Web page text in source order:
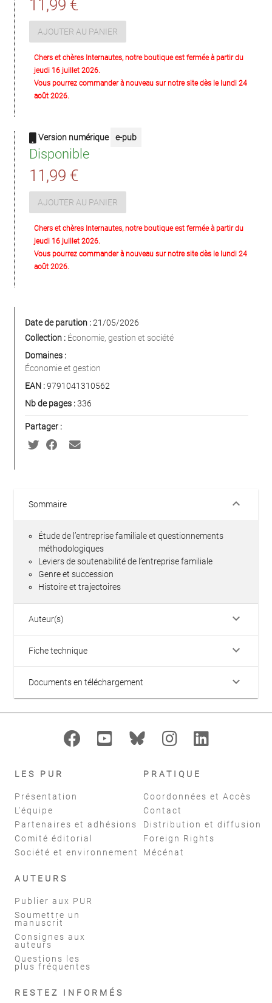
11,99 €
AJOUTER AU PANIER
Chers et chères Internautes, notre boutique est fermée à partir du
jeudi 16 juillet 2026.
Vous pourrez commander à nouveau sur notre site dès le lundi 24
août 2026.
Version numérique e-pub
Disponible
11,99 €
AJOUTER AU PANIER
Chers et chères Internautes, notre boutique est fermée à partir du
jeudi 16 juillet 2026.
Vous pourrez commander à nouveau sur notre site dès le lundi 24
août 2026.
Date de parution :21/05/2026
Collection : Économie, gestion et société
Domaines :
Économie et gestion
EAN :9791041310562
Nb de pages :336
Partager :
Sommaire keyboard_arrow_down
Étude de l’entreprise familiale et questionnements
méthodologiques
Leviers de soutenabilité de l’entreprise familiale
Genre et succession
Histoire et trajectoires
Auteur(s) keyboard_arrow_down
Fiche technique keyboard_arrow_down
Documents en téléchargement keyboard_arrow_down
LES PUR
Présentation
L'équipe
Partenaires et adhésions
Comité éditorial
Société et environnement
PRATIQUE
Coordonnées et Accès
Contact
Distribution et diffusion
Foreign Rights
Mécénat
AUTEURS
Publier aux PUR
Soumettre un
manuscrit
Consignes aux
auteurs
Questions les
plus fréquentes
RESTEZ INFORMÉS